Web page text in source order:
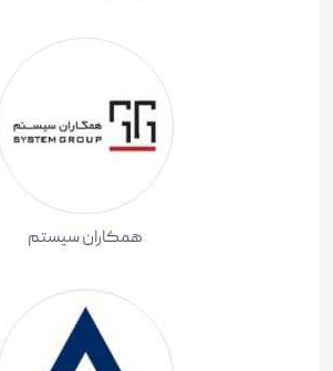
همکاران سیستم